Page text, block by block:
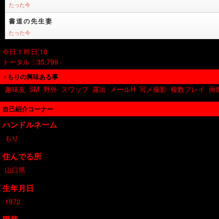
今日:1 昨日:10
トータル：35,799
♂もりの興味ある事
趣味友 SM 野外 スワップ 露出 メールH 写メ撮影 複数プレイ 画
自己紹介コーナー
ハンドルネーム
もり
住んでる所
山口県
生年月日
1972